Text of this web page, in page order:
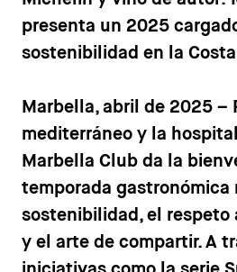
presenta un 2025
sostenibilidad en la Costa
Marbella, abril de 2025 –
mediterráneo y la
Marbella Club da la
temporada gastronómica
sostenibilidad, el respeto
y el arte de compartir. A